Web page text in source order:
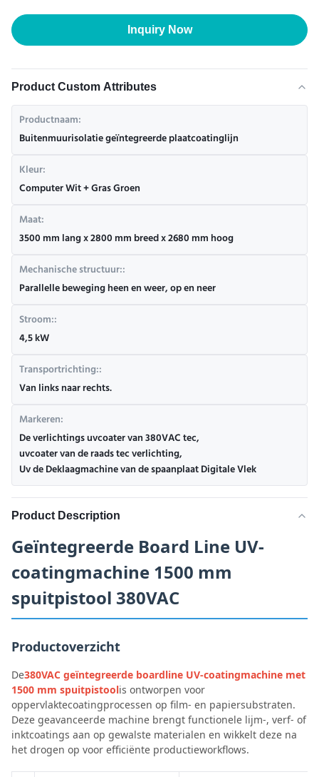
Inquiry Now
Product Custom Attributes
Productnaam:
Buitenmuurisolatie geïntegreerde plaatcoatinglijn
Kleur:
Computer Wit + Gras Groen
Maat:
3500 mm lang x 2800 mm breed x 2680 mm hoog
Mechanische structuur::
Parallelle beweging heen en weer, op en neer
Stroom::
4,5 kW
Transportrichting::
Van links naar rechts.
Markeren:
De verlichtings uvcoater van 380VAC tec,
uvcoater van de raads tec verlichting,
Uv de Deklaagmachine van de spaanplaat Digitale Vlek
Product Description
Geïntegreerde Board Line UV-
coatingmachine 1500 mm
spuitpistool 380VAC
Productoverzicht
De380VAC geïntegreerde boardline UV-coatingmachine met
1500 mm spuitpistoolis ontworpen voor
oppervlaktecoatingprocessen op film- en papiersubstraten.
Deze geavanceerde machine brengt functionele lijm-, verf- of
inktcoatings aan op gewalste materialen en wikkelt deze na
het drogen op voor efficiënte productieworkflows.